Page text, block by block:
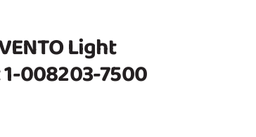
Light
008203-7500